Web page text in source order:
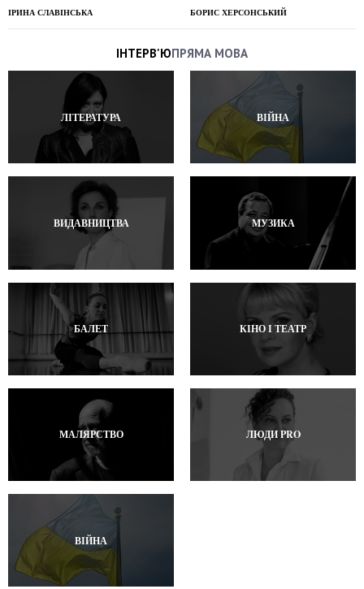
ІРИНА СЛАВІНСЬКА БОРИС ХЕРСОНСЬКИЙ
ІНТЕРВ'ЮПРЯМА МОВА
ЛІТЕРАТУРА ВІЙНА
ВИДАВНИЦТВА МУЗИКА
БАЛЕТ КІНО І ТЕАТР
МАЛЯРСТВО ЛЮДИ PRO
ВІЙНА